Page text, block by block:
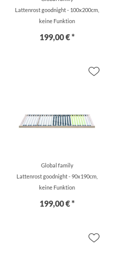
Lattenrost goodnight - 100x200cm,
keine Funktion
199,00 € *
Global family
Lattenrost goodnight - 90x190cm,
keine Funktion
199,00 € *